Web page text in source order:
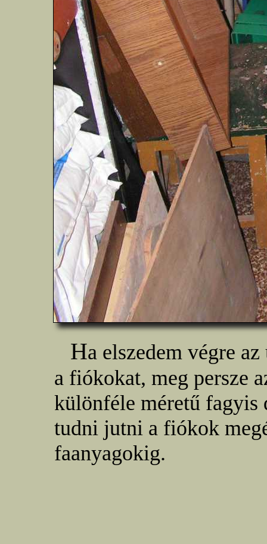
Ha elszedem végre
a fiókokat, meg persze
különféle méretű fagyis
tudni jutni a fiókok
faanyagokig.